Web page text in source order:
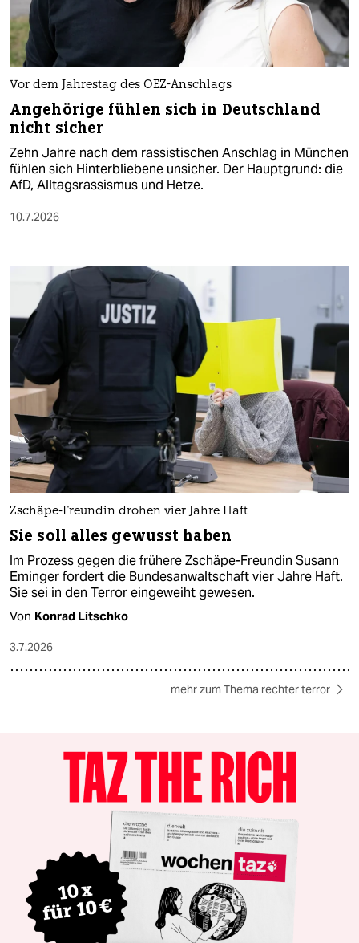
Vor dem Jahrestag des OEZ-Anschlags
Angehörige fühlen sich in Deutschland
nicht sicher
Zehn Jahre nach dem rassistischen Anschlag in München
fühlen sich Hinterbliebene unsicher. Der Hauptgrund: die
AfD, Alltagsrassismus und Hetze.
10.7.2026
Zschäpe-Freundin drohen vier Jahre Haft
Sie soll alles gewusst haben
Im Prozess gegen die frühere Zschäpe-Freundin Susann
Eminger fordert die Bundesanwaltschaft vier Jahre Haft.
Sie sei in den Terror eingeweiht gewesen.
Von Konrad Litschko
3.7.2026
mehr zum Thema rechter terror